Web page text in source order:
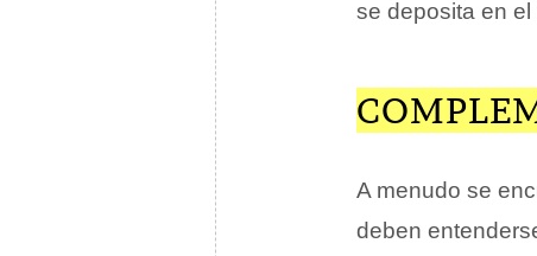
se deposita en
A menudo se
deben